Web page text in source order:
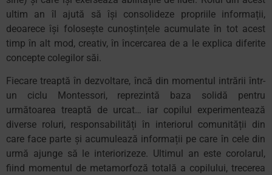
ultim an îl ajută să își consolideze propriile informații,
deoarece își folosește cunoștințele acumulate în tot acest
timp în alt mod, creativ, în încercarea de a le explica diferite
concepte colegilor săi.
Fiecare treaptă în dezvoltare, încă din momentul intrării într-
un ciclu Montessori, reprezintă baza solidă pentru
următoarea treaptă de urcat… iar copilul experimentează
diverse roluri, responsabilități în interiorul comunității din
care face parte și acumulează informații pe care în cele din
urmă ajunge să le interiorizeze. Ultimul an este corolarul,
fiind momentul de metamorfoză totală a copilului, trecerea